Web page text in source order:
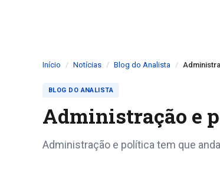
Início Notícias Blog do Analista
BLOG DO ANALISTA
Administração e
Administração e política tem que